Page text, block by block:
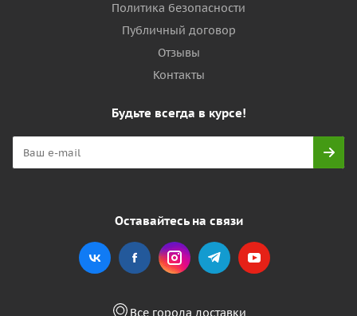
Политика безопасности
Публичный договор
Отзывы
Контакты
Будьте всегда в курсе!
Оставайтесь на связи
Все города доставки